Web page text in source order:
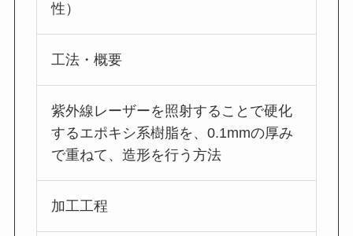
性）
工法・概要
紫外線レーザーを照射することで硬化
するエポキシ系樹脂を、0.1mmの厚み
で重ねて、造形を行う方法
加工工程